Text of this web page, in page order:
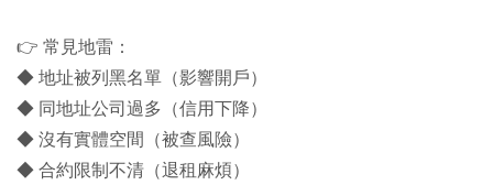
👉 常見地雷：
◆ 地址被列黑名單（影響開戶）
◆ 同地址公司過多（信用下降）
◆ 沒有實體空間（被查風險）
◆ 合約限制不清（退租麻煩）